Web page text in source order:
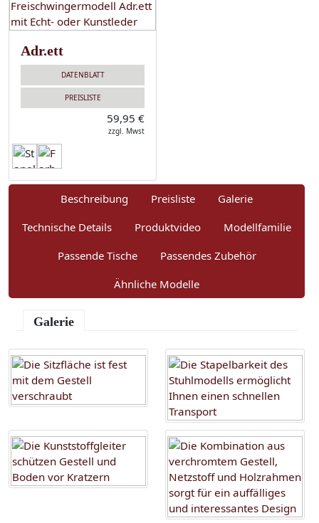
Adr.ett
DATENBLATT
PREISLISTE
59,95 €
zzgl. Mwst
Beschreibung Preisliste
Galerie
Technische Details
Produktvideo
Modellfamilie
Passende Tische
Passendes Zubehör
Ähnliche Modelle
Galerie